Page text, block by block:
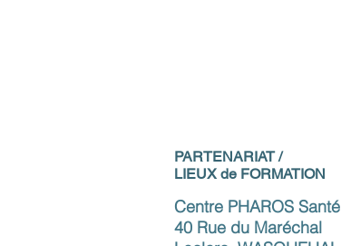
PARTENARIAT /
LIEUX de FORMATION
Centre PHAROS Santé
40 Rue du Maréchal